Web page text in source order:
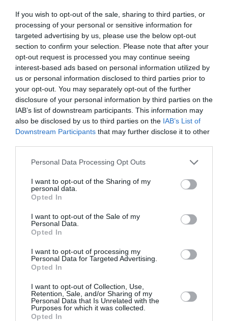
If you wish to opt-out of the sale, sharing to third parties, or
processing of your personal or sensitive information for
targeted advertising by us, please use the below opt-out
section to confirm your selection. Please note that after your
opt-out request is processed you may continue seeing
interest-based ads based on personal information utilized by
us or personal information disclosed to third parties prior to
your opt-out. You may separately opt-out of the further
disclosure of your personal information by third parties on the
IAB’s list of downstream participants. This information may
also be disclosed by us to third parties on the IAB’s List of
Downstream Participants that may further disclose it to other
Personal Data Processing Opt Outs
I want to opt-out of the Sharing of my
personal data.
Opted In
I want to opt-out of the Sale of my
Personal Data.
Opted In
I want to opt-out of processing my
Personal Data for Targeted Advertising.
Opted In
I want to opt-out of Collection, Use,
Retention, Sale, and/or Sharing of my
Personal Data that Is Unrelated with the
Purposes for which it was collected.
Opted In